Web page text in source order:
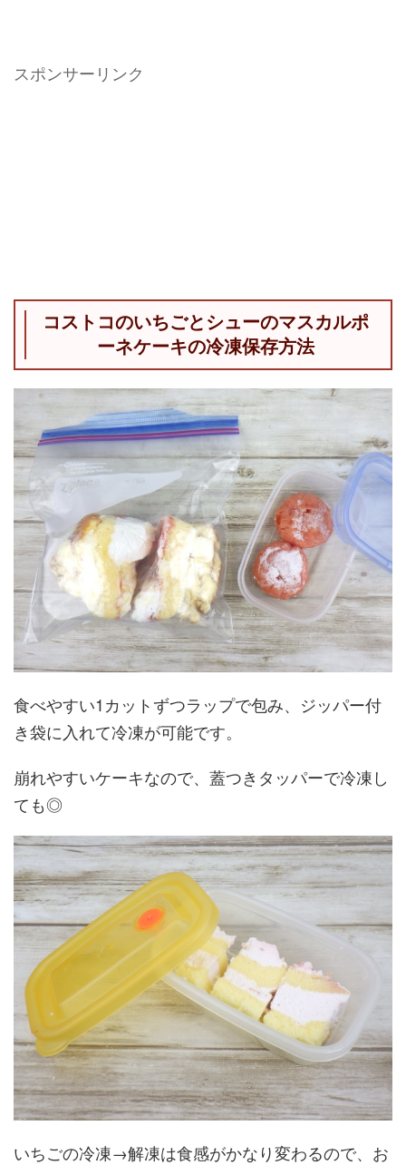
スポンサーリンク
コストコのいちごとシューのマスカルポ
ーネケーキの冷凍保存方法
食べやすい1カットずつラップで包み、ジッパー付
き袋に入れて冷凍が可能です。
崩れやすいケーキなので、蓋つきタッパーで冷凍し
ても◎
いちごの冷凍→解凍は食感がかなり変わるので、お